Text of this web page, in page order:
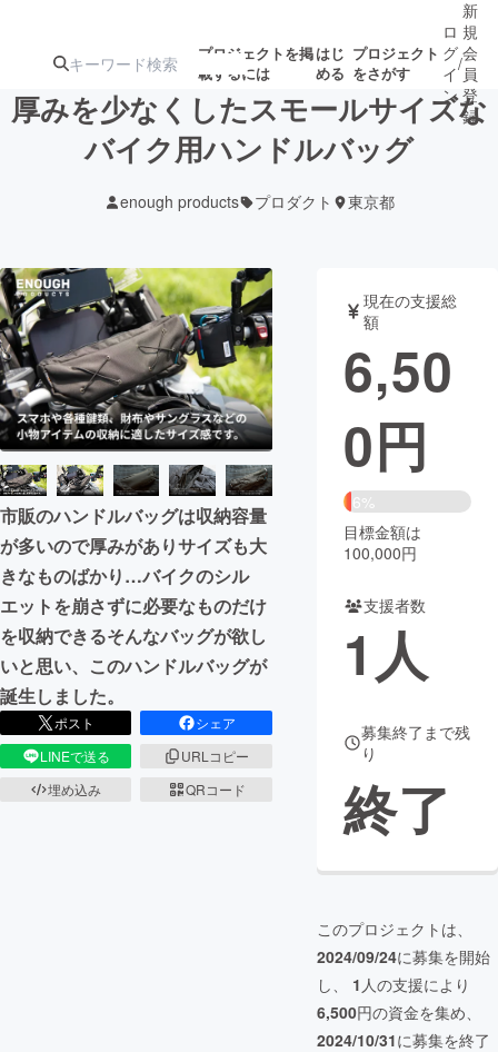
プロジェクトを掲
載するには
はじ
める
プロジェクト
をさがす
ターン
注目の新着プロ
ジェクト
募集終了が近いプ
ロジェクト
アート・写真 音楽
テクノロジー・ガジェット ゲーム・サ
映像・映画 書籍・雑誌
ビジネス・起業 チャレンジ
まちづくり・地域活性化
CAMPFIRE for Social Good
CAMPFIRE Creation
CAMPFIREふるさと納税machi-ya コミュニティ
ロ
グ
イ
ン
/
新
規
会
員
登
録
厚みを少なくしたスモールサイズな
バイク用ハンドルバッグ
enough products プロダクト 東京都
市販のハンドルバッグは収納容量
が多いので厚みがありサイズも大
きなものばかり…バイクのシル
エットを崩さずに必要なものだけ
を収納できるそんなバッグが欲し
いと思い、このハンドルバッグが
誕生しました。
ポスト
シェア
LINEで送る
URLコピー
埋め込み
QRコード
現在の支援総
額
6,50
0円
6%
目標金額は
100,000円
支援者数
1人
募集終了まで残
り
終了
このプロジェクトは、
2024/09/24に募集を開始
し、 1 人の支援により
6,500円の資金を集め、
2024/10/31に募集を終了